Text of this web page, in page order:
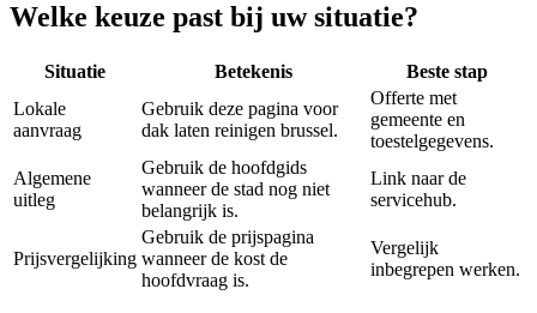
Welke keuze past bij uw situatie?
Situatie Betekenis
Beste stap
Lokale
aanvraag
Gebruik deze pagina voor
dak laten reinigen brussel.
Offerte met
gemeente en
toestelgegevens.
Algemene
uitleg
Gebruik de hoofdgids
wanneer de stad nog niet
belangrijk is.
Link naar de
servicehub.
Prijsvergelijking
Gebruik de prijspagina
wanneer de kost de
hoofdvraag is.
Vergelijk
inbegrepen werken.